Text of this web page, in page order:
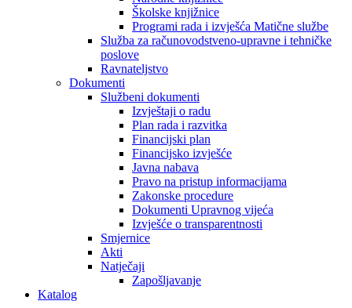
Školske knjižnice
Programi rada i izvješća Matične službe
Služba za računovodstveno-upravne i tehničke
poslove
Ravnateljstvo
Dokumenti
Službeni dokumenti
Izvještaji o radu
Plan rada i razvitka
Financijski plan
Financijsko izvješće
Javna nabava
Pravo na pristup informacijama
Zakonske procedure
Dokumenti Upravnog vijeća
Izvješće o transparentnosti
Smjernice
Akti
Natječaji
Zapošljavanje
Katalog